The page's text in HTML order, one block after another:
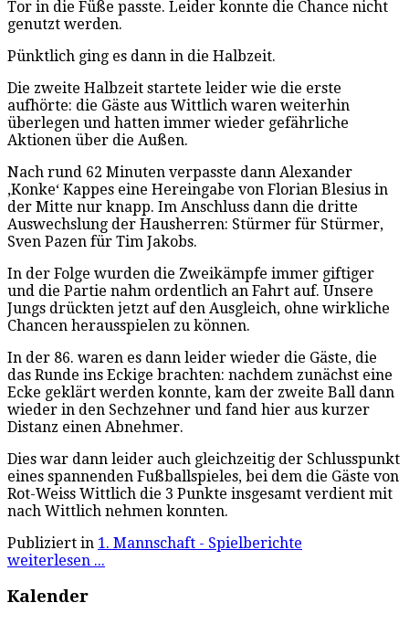
Tor in die Füße passte. Leider konnte die Chance nicht
genutzt werden.
Pünktlich ging es dann in die Halbzeit.
Die zweite Halbzeit startete leider wie die erste
aufhörte: die Gäste aus Wittlich waren weiterhin
überlegen und hatten immer wieder gefährliche
Aktionen über die Außen.
Nach rund 62 Minuten verpasste dann Alexander
‚Konke‘ Kappes eine Hereingabe von Florian Blesius in
der Mitte nur knapp. Im Anschluss dann die dritte
Auswechslung der Hausherren: Stürmer für Stürmer,
Sven Pazen für Tim Jakobs.
In der Folge wurden die Zweikämpfe immer giftiger
und die Partie nahm ordentlich an Fahrt auf. Unsere
Jungs drückten jetzt auf den Ausgleich, ohne wirkliche
Chancen herausspielen zu können.
In der 86. waren es dann leider wieder die Gäste, die
das Runde ins Eckige brachten: nachdem zunächst eine
Ecke geklärt werden konnte, kam der zweite Ball dann
wieder in den Sechzehner und fand hier aus kurzer
Distanz einen Abnehmer.
Dies war dann leider auch gleichzeitig der Schlusspunkt
eines spannenden Fußballspieles, bei dem die Gäste von
Rot-Weiss Wittlich die 3 Punkte insgesamt verdient mit
nach Wittlich nehmen konnten.
Publiziert in 1. Mannschaft - Spielberichte
weiterlesen ...
Kalender